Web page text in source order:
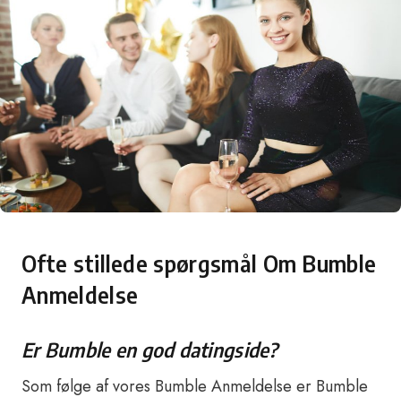
Ofte stillede spørgsmål Om Bumble
Anmeldelse
Er Bumble en god datingside?
Som følge af vores Bumble Anmeldelse er Bumble